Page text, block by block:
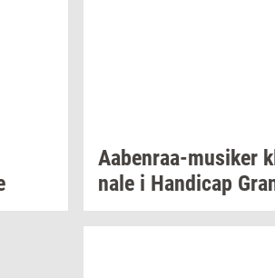
Aabenraa-​musiker
na­le i Han­di­cap